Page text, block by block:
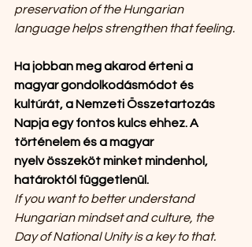
preservation of the Hungarian
language helps strengthen that feeling.
Ha jobban meg akarod érteni a
magyar gondolkodásmódot és
kultúrát, a Nemzeti Összetartozás
Napja egy fontos kulcs ehhez. A
történelem és a magyar
nyelv összeköt minket mindenhol,
határoktól függetlenül.
If you want to better understand
Hungarian mindset and culture, the
Day of National Unity is a key to that.